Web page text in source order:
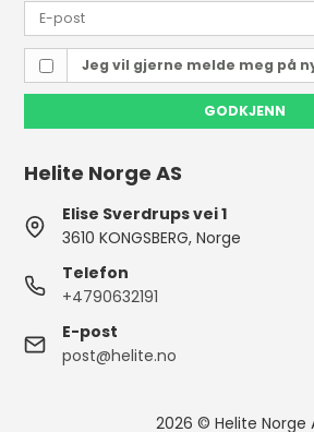
Jeg vil gjerne melde meg på
GODKJENN
Helite Norge AS
Elise Sverdrups vei 1
3610 KONGSBERG, Norge
Telefon
+4790632191
E-post
post@helite.no
2026 © Helite Norge